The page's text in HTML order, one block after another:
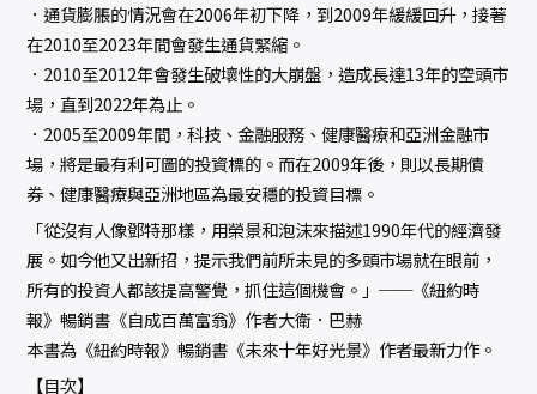
．通貨膨脹的情況會在2006年初下降，到2009年緩緩回升，接著
在2010至2023年間會發生通貨緊縮。
．2010至2012年會發生破壞性的大崩盤，造成長達13年的空頭市
場，直到2022年為止。
．2005至2009年間，科技、金融服務、健康醫療和亞洲金融市
場，將是最有利可圖的投資標的。而在2009年後，則以長期債
券、健康醫療與亞洲地區為最安穩的投資目標。
「從沒有人像鄧特那樣，用榮景和泡沫來描述1990年代的經濟發
展。如今他又出新招，提示我們前所未見的多頭市場就在眼前，
所有的投資人都該提高警覺，抓住這個機會。」──《紐約時
報》暢銷書《自成百萬富翁》作者大衛．巴赫
本書為《紐約時報》暢銷書《未來十年好光景》作者最新力作。
【目次】